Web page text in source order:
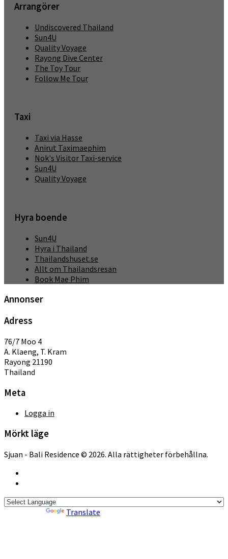
Arrangörer
Undiscovered Thailand
Sun4U
Quality Voyage
Rayong Dive Center
The Toy Tour
Follow Me Tour
Taxi
Taxi via Hasse
Anirut Taximaephim
Nok's Visitor Taxi-service
Sun4U
Quality Voyage
Hyra boende
Sun4U
Hyra i Thailand
Thailandshuset.se
Allt om Thailandsresan
Book Mae Phim
Annonser
Adress
76/7 Moo 4
A. Klaeng, T. Kram
Rayong 21190
Thailand
Meta
Logga in
Mörkt läge
Sjuan - Bali Residence © 2026. Alla rättigheter förbehållna.
Translate